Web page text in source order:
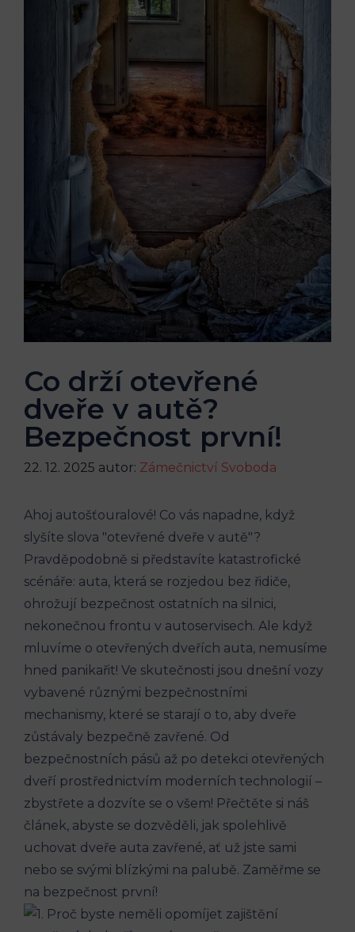
Co drží otevřené
dveře v autě?
Bezpečnost první!
22. 12. 2025 autor: Zámečnictví Svoboda
Ahoj autošťouralové! Co vás napadne, když
⁤slyšíte slova "otevřené dveře v autě"?
Pravděpodobně‍ si představíte katastrofické
⁢scénáře: auta, která se rozjedou bez řidiče,
ohrožují bezpečnost ostatních na silnici,
nekonečnou frontu v autoservisech. Ale ⁤když⁤
mluvíme o otevřených dveřích auta, ​nemusíme
hned panikařit! Ve skutečnosti jsou⁤ dnešní‌ vozy
vybavené různými bezpečnostními
‍mechanismy, které se​ starají o to, aby ‌dveře
zůstávaly bezpečně‌ zavřené.⁢ Od
bezpečnostních pásů až ⁢po detekci otevřených
dveří ⁤prostřednictvím moderních technologií –
zbystřete a dozvíte​ se o všem! Přečtěte si náš
článek, abyste se dozvěděli, ​jak ‍spolehlivě
uchovat dveře auta zavřené, ať už jste sami
nebo se svými​ blízkými na palubě. Zaměřme se
na bezpečnost ‍první!